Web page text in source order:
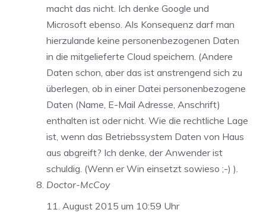
macht das nicht. Ich denke Google und
Microsoft ebenso. Als Konsequenz darf man
hierzulande keine personenbezogenen Daten
in die mitgelieferte Cloud speichern. (Andere
Daten schon, aber das ist anstrengend sich zu
überlegen, ob in einer Datei personenbezogene
Daten (Name, E-Mail Adresse, Anschrift)
enthalten ist oder nicht. Wie die rechtliche Lage
ist, wenn das Betriebssystem Daten von Haus
aus abgreift? Ich denke, der Anwender ist
schuldig. (Wenn er Win einsetzt sowieso ;-) ).
Doctor-McCoy
11. August 2015 um 10:59 Uhr